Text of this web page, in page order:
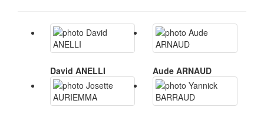
David ANELLI Aude ARNAUD